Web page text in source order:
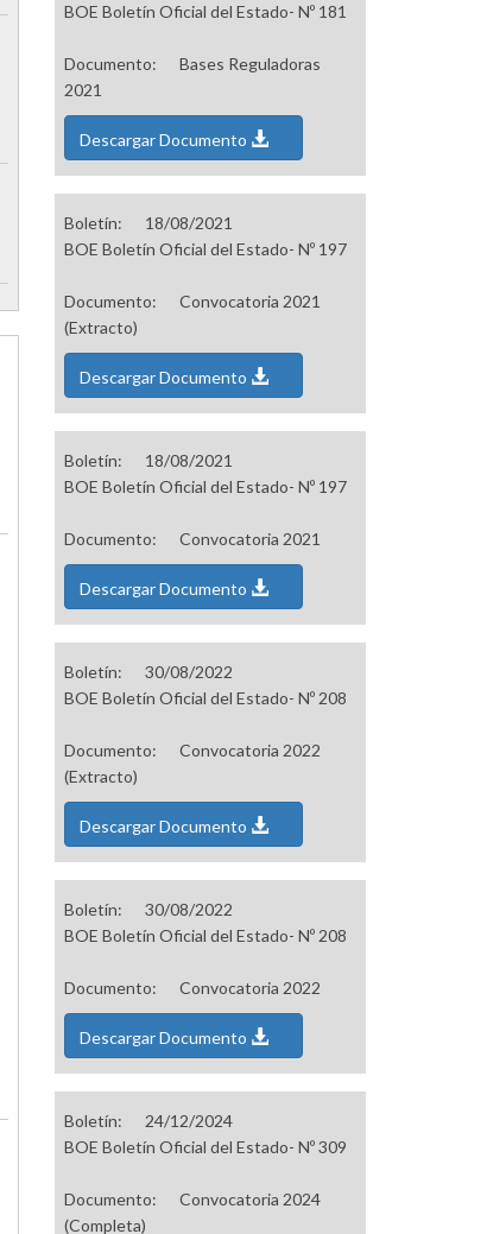
BOE Boletín Oficial del Estado- Nº 181
Documento:
Bases Reguladoras
2021
Descargar Documento
Boletín:
18/08/2021
BOE Boletín Oficial del Estado- Nº 197
Documento:
Convocatoria 2021
(Extracto)
Descargar Documento
Boletín:
18/08/2021
BOE Boletín Oficial del Estado- Nº 197
Documento: Convocatoria 2021
Descargar Documento
Boletín:
30/08/2022
BOE Boletín Oficial del Estado- Nº 208
Documento:
Convocatoria 2022
(Extracto)
Descargar Documento
Boletín:
30/08/2022
BOE Boletín Oficial del Estado- Nº 208
Documento: Convocatoria 2022
Descargar Documento
Boletín:
24/12/2024
BOE Boletín Oficial del Estado- Nº 309
Documento:
Convocatoria 2024
(Completa)